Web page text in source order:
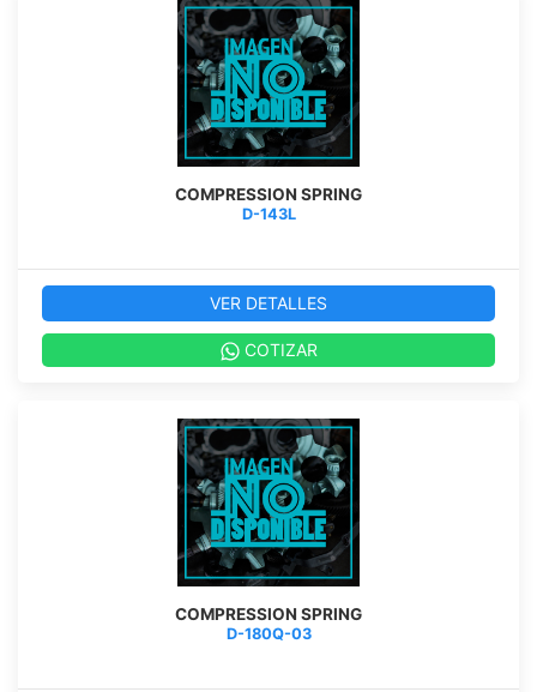
COMPRESSION SPRING
D-143L
VER DETALLES
COTIZAR
COMPRESSION SPRING
D-180Q-03